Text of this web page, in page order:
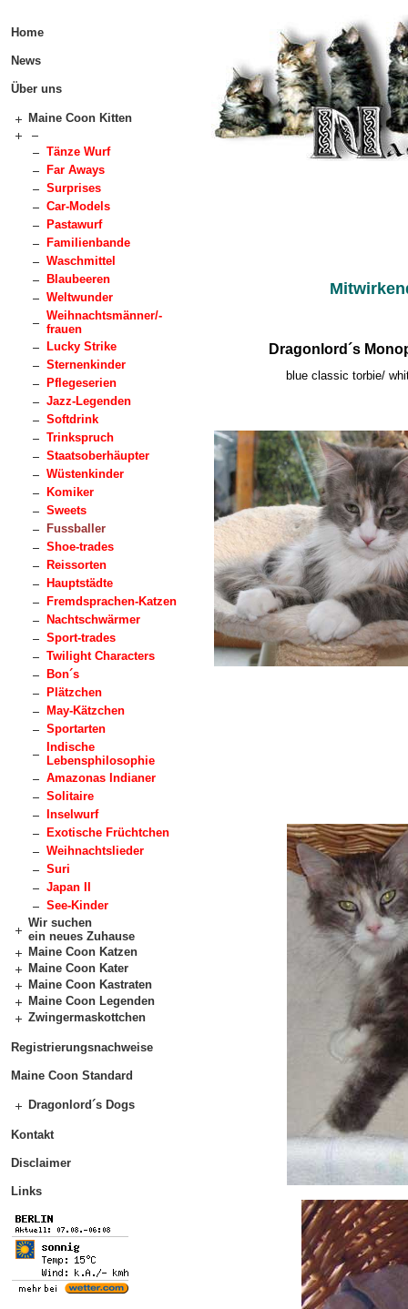
Home
News
Über uns
Maine Coon Kitten
Tänze Wurf
Far Aways
Surprises
Car-Models
Pastawurf
Familienbande
Waschmittel
Blaubeeren
Weltwunder
Weihnachtsmänner/-
frauen
Lucky Strike
Sternenkinder
Pflegeserien
Jazz-Legenden
Softdrink
Trinkspruch
Staatsoberhäupter
Wüstenkinder
Komiker
Sweets
Fussballer
Shoe-trades
Reissorten
Hauptstädte
Fremdsprachen-Katzen
Nachtschwärmer
Sport-trades
Twilight Characters
Bon´s
Plätzchen
May-Kätzchen
Sportarten
Indische
Lebensphilosophie
Amazonas Indianer
Solitaire
Inselwurf
Exotische Früchtchen
Weihnachtslieder
Suri
Japan II
See-Kinder
Wir suchen
ein neues Zuhause
Maine Coon Katzen
Maine Coon Kater
Maine Coon Kastraten
Maine Coon Legenden
Zwingermaskottchen
Registrierungsnachweise
Maine Coon Standard
Dragonlord´s Dogs
Kontakt
Disclaimer
Links
Dragonlord´s
blue classic torbie/